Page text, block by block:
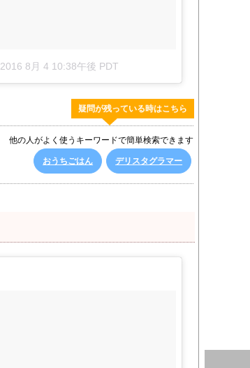
2016 8月 4 10:38午後 PDT
疑問が残っている時はこちら
他の人がよく使うキーワードで簡単検索できます
おうちごはん デリスタグラマー